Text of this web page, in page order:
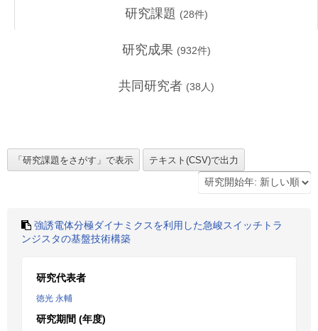
研究課題 (28件)
研究成果 (932件)
共同研究者 (38 人)
強誘電体分極ダイナミクスを利用した急峻スイッチトラ
ンジスタの基盤技術構築
研究代表者
徳光 永輔
研究期間 (年度)